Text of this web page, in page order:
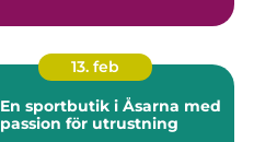
13. feb
En sportbutik i Åsarna med
passion för utrustning